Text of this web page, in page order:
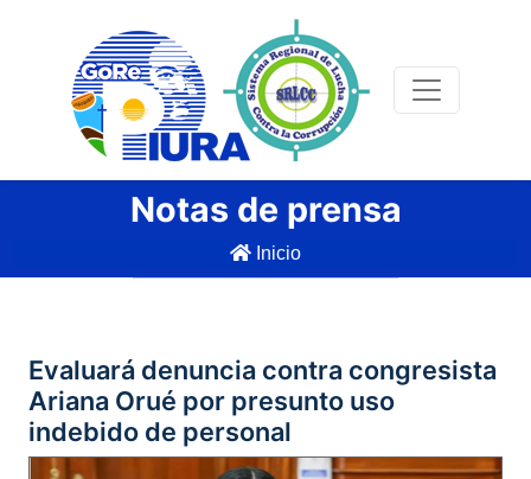
Notas de prensa
Inicio
Evaluará denuncia contra congresista
Ariana Orué por presunto uso
indebido de personal